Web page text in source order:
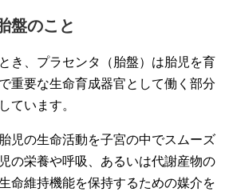
盤のこと
き、プラセンタ（胎盤）は胎児を育
重要な生命育成器官として働く部分
ています。
児の生命活動を子宮の中でスムーズ
の栄養や呼吸、あるいは代謝産物の
命維持機能を保持するための媒介を